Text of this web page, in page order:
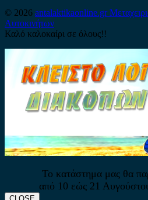
© 2026 antalaktikaonline.gr
Αυτοκινήτων
Καλό καλοκαίρι σε όλους!!
Το κατάστημα μας θα
από 10 εώς 21